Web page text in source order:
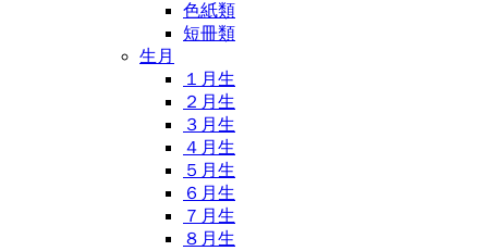
色紙類
短冊類
生月
１月生
２月生
３月生
４月生
５月生
６月生
７月生
８月生